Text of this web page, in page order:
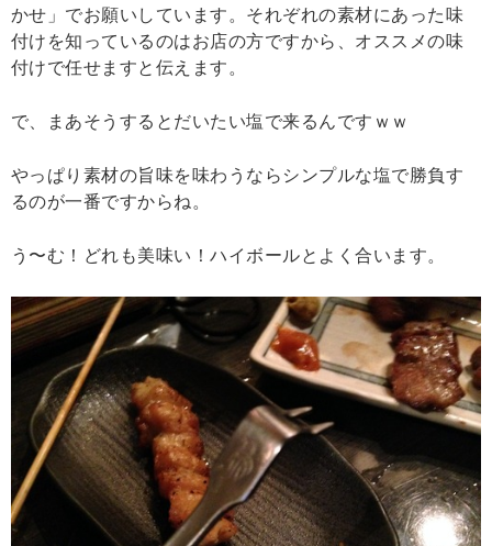
かせ」でお願いしています。それぞれの素材にあった味
付けを知っているのはお店の方ですから、オススメの味
付けで任せますと伝えます。
で、まあそうするとだいたい塩で来るんですｗｗ
やっぱり素材の旨味を味わうならシンプルな塩で勝負す
るのが一番ですからね。
う〜む！どれも美味い！ハイボールとよく合います。